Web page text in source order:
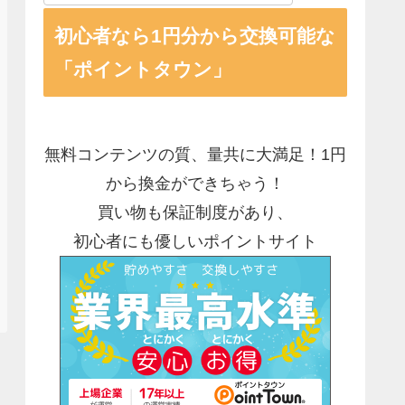
初心者なら1円分から交換可能な
「ポイントタウン」
無料コンテンツの質、量共に大満足！1円
から換金ができちゃう！
買い物も保証制度があり、
初心者にも優しいポイントサイト